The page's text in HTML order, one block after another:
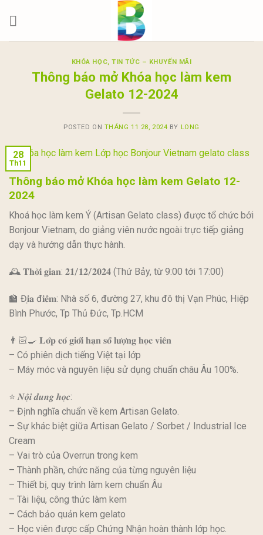
KHÓA HỌC,TIN TỨC – KHUYẾN MÃI
Thông báo mở Khóa học làm kem
Gelato 12-2024
POSTED ON THÁNG 11 28, 2024 BY LONG
28
Th11
Thông báo mở Khóa học làm kem Gelato 12-
2024
Khoá học làm kem Ý (Artisan Gelato class) được tổ chức bởi
Bonjour Vietnam, do giảng viên nước ngoài trực tiếp giảng
dạy và hướng dẫn thực hành.
🕰 𝐓𝐡𝐨̛̀𝐢 𝐠𝐢𝐚𝐧: 𝟐𝟏/𝟏𝟐/𝟐𝟎𝟐𝟒 (Thứ Bảy, từ 9:00 tới 17:00)
🏫 Đ𝐢̣𝐚 đ𝐢𝐞̂̉𝐦: Nhà số 6, đường 27, khu đô thị Vạn Phúc, Hiệp
Bình Phước, Tp Thủ Đức, Tp.HCM
👨🏻‍🍳 𝐋𝐨̛́𝐩 𝐜𝐨́ 𝐠𝐢𝐨̛́𝐢 𝐡𝐚̣𝐧 𝐬𝐨̂́ 𝐥𝐮̛𝐨̛̣𝐧𝐠 𝐡𝐨̣𝐜 𝐯𝐢𝐞̂𝐧
– Có phiên dịch tiếng Việt tại lớp
– Máy móc và nguyên liệu sử dụng chuẩn châu Âu 100%.
⭐️ 𝑵𝒐̣̂𝒊 𝒅𝒖𝒏𝒈 𝒉𝒐̣𝒄:
– Định nghĩa chuẩn về kem Artisan Gelato.
– Sự khác biệt giữa Artisan Gelato / Sorbet / Industrial Ice
Cream
– Vai trò của Overrun trong kem
– Thành phần, chức năng của từng nguyên liệu
– Thiết bị, quy trình làm kem chuẩn Âu
– Tài liệu, công thức làm kem
– Cách bảo quản kem gelato
– Học viên được cấp Chứng Nhận hoàn thành lớp học.